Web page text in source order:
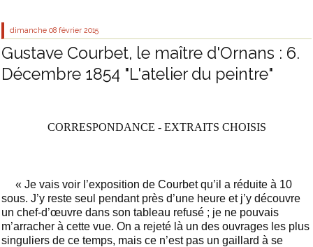
dimanche 08 février 2015
Gustave Courbet, le maître d'Ornans : 6.
Décembre 1854 "L'atelier du peintre"
CORRESPONDANCE - EXTRAITS CHOISIS
« Je vais voir l’exposition de Courbet qu’il a réduite à 10
sous. J’y reste seul pendant près d’une heure et j’y découvre
un chef-d’œuvre dans son tableau refusé ; je ne pouvais
m’arracher à cette vue. On a rejeté là un des ouvrages les plus
singuliers de ce temps, mais ce n’est pas un gaillard à se